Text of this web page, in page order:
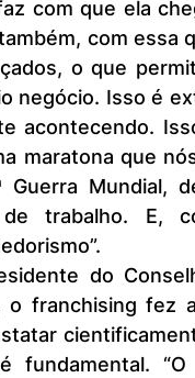
com que ela
com essa
o que
negócio. Isso é
acontecendo.
maratona que
Guerra Mundial,
de trabalho. E,
o franchising fez
fundamental. “O